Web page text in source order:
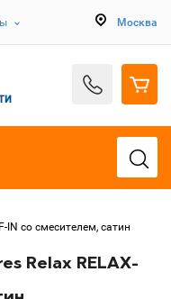
Москва
IN со смесителем, сатин
Relax RELAX-